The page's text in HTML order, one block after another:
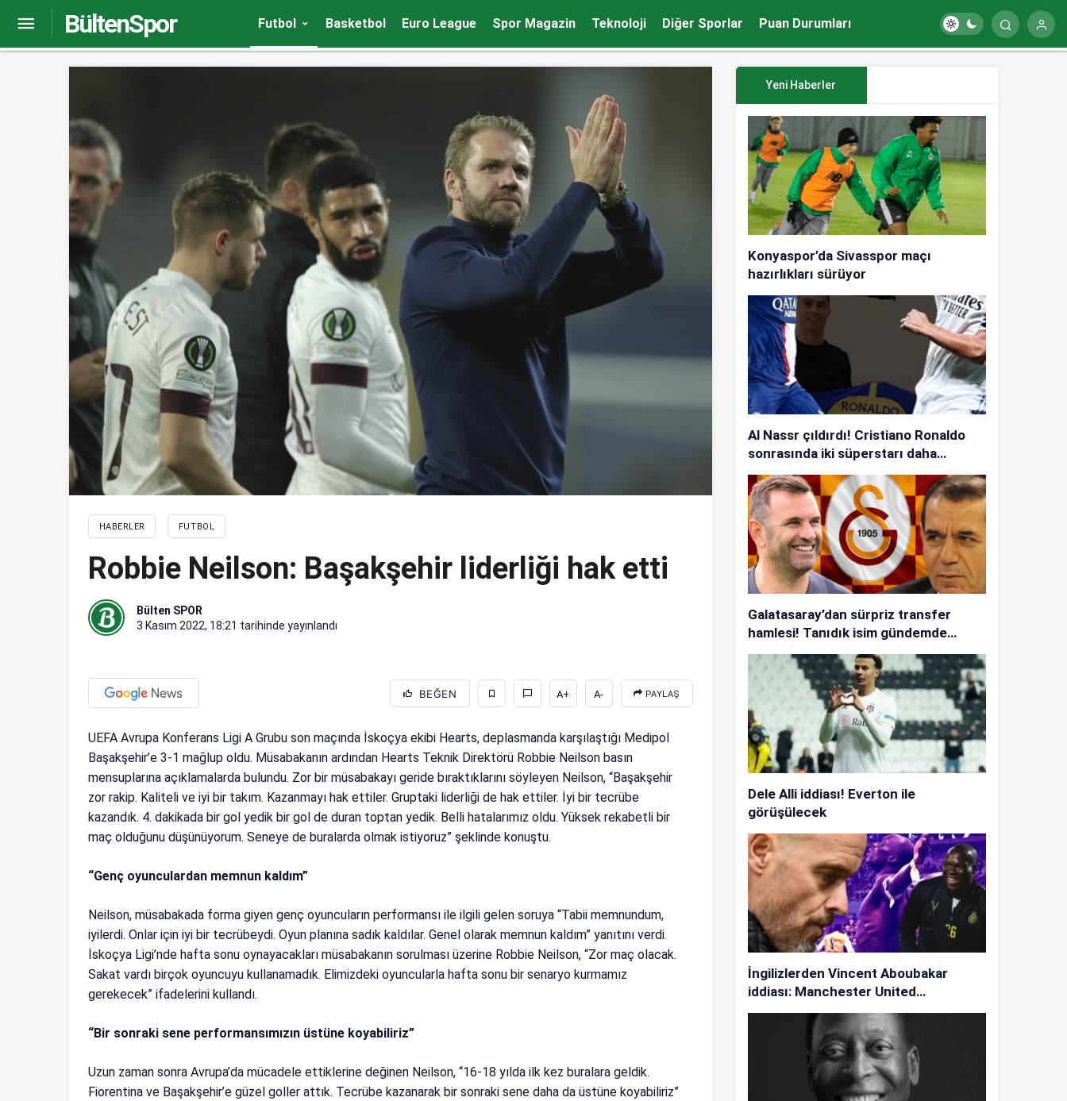
BültenSpor Futbol Basketbol Euro League Spor Magazin Teknoloji Diğer Sporlar Puan Durumları
HABERLER FUTBOL
Robbie Neilson: Başakşehir liderliği hak etti
Bülten SPOR
3 Kasım 2022, 18:21 tarihinde yayınlandı
BEĞEN A+ A- PAYLAŞ
UEFA Avrupa Konferans Ligi A Grubu son maçında İskoçya ekibi Hearts, deplasmanda karşılaştığı Medipol
Başakşehir’e 3-1 mağlup oldu. Müsabakanın ardından Hearts Teknik Direktörü Robbie Neilson basın
mensuplarına açıklamalarda bulundu. Zor bir müsabakayı geride bıraktıklarını söyleyen Neilson, “Başakşehir
zor rakip. Kaliteli ve iyi bir takım. Kazanmayı hak ettiler. Gruptaki liderliği de hak ettiler. İyi bir tecrübe
kazandık. 4. dakikada bir gol yedik bir gol de duran toptan yedik. Belli hatalarımız oldu. Yüksek rekabetli bir
maç olduğunu düşünüyorum. Seneye de buralarda olmak istiyoruz” şeklinde konuştu.
“Genç oyunculardan memnun kaldım”
Neilson, müsabakada forma giyen genç oyuncuların performansı ile ilgili gelen soruya “Tabii memnundum,
iyilerdi. Onlar için iyi bir tecrübeydi. Oyun planına sadık kaldılar. Genel olarak memnun kaldım” yanıtını verdi.
İskoçya Ligi’nde hafta sonu oynayacakları müsabakanın sorulması üzerine Robbie Neilson, “Zor maç olacak.
Sakat vardı birçok oyuncuyu kullanamadık. Elimizdeki oyuncularla hafta sonu bir senaryo kurmamız
gerekecek” ifadelerini kullandı.
“Bir sonraki sene performansımızın üstüne koyabiliriz”
Uzun zaman sonra Avrupa’da mücadele ettiklerine değinen Neilson, “16-18 yılda ilk kez buralara geldik.
Fiorentina ve Başakşehir’e güzel goller attık. Tecrübe kazanarak bir sonraki sene daha da üstüne koyabiliriz”
Yeni Haberler
Konyaspor’da Sivasspor maçı
hazırlıkları sürüyor
Al Nassr çıldırdı! Cristiano Ronaldo
sonrasında iki süperstarı daha
istiyorlar…
Galatasaray’dan sürpriz transfer
hamlesi! Tanıdık isim gündemde…
Dele Alli iddiası! Everton ile
görüşülecek
İngilizlerden Vincent Aboubakar
iddiası: Manchester United…
Barcelona’da bir devir kapanıyor! Gerard Pique futbolu bırakıyor…